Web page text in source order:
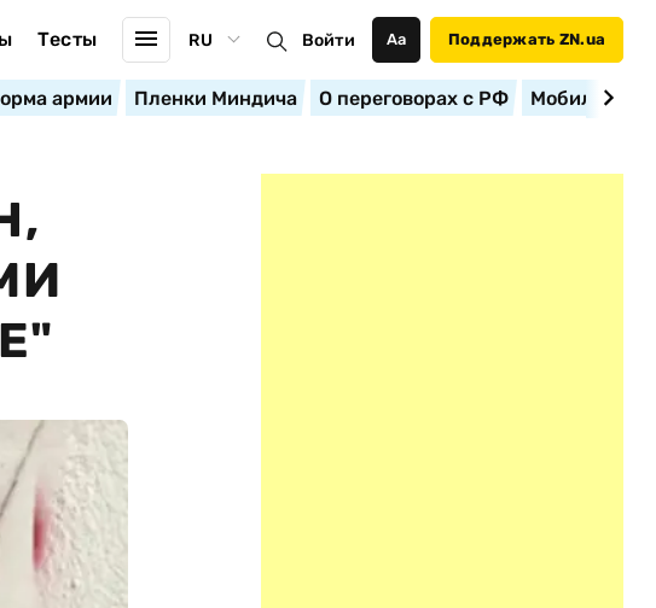
Тесты RU Войти Аа Поддержать ZN.ua
армии Пленки Миндича О переговорах с РФ